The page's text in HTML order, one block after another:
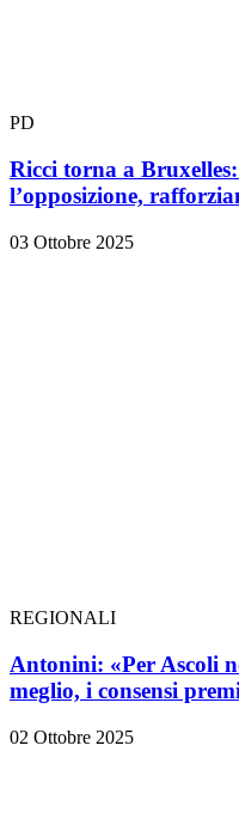
PD
Ricci torna a
l’opposizione,
03 Ottobre 2025
REGIONALI
Antonini: «Per Ascoli
meglio, i consensi
02 Ottobre 2025